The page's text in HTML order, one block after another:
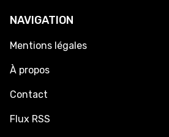
NAVIGATION
Mentions légales
À propos
Contact
Flux RSS